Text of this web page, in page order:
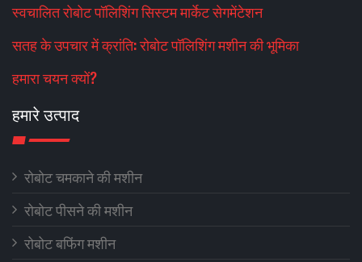
स्वचालित रोबोट पॉलिशिंग सिस्टम मार्केट सेगमेंटेशन
सतह के उपचार में क्रांति: रोबोट पॉलिशिंग मशीन की भूमिका
हमारा चयन क्यों?
हमारे उत्पाद
रोबोट चमकाने की मशीन
रोबोट पीसने की मशीन
रोबोट बफिंग मशीन